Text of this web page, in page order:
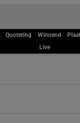
Quotering Winnend
Live